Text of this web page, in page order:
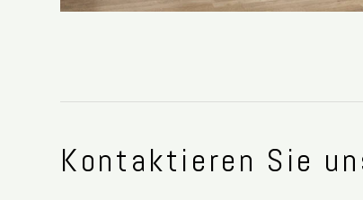
Kontaktieren Sie